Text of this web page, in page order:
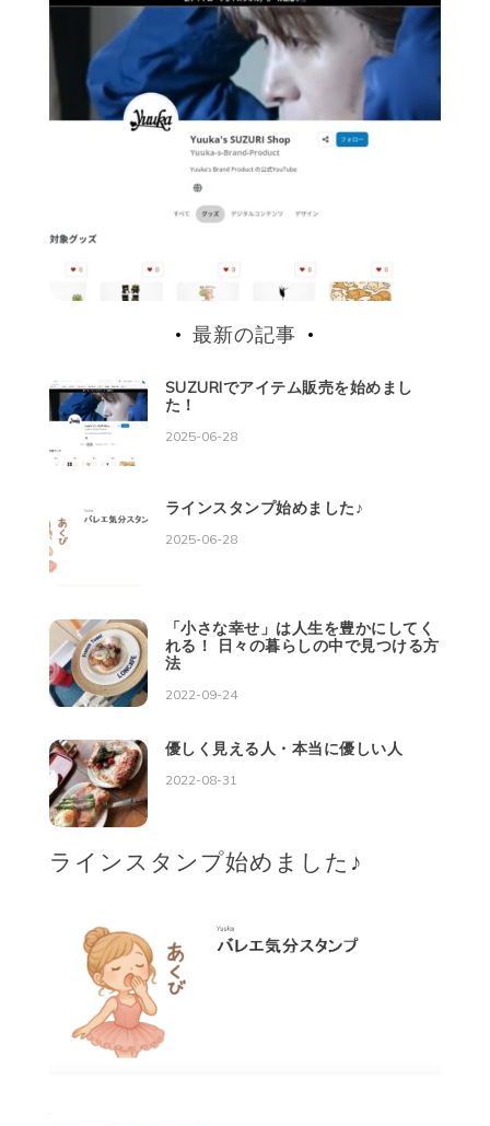
最新の記事
SUZURIでアイテム販売を始めまし
た！
2025-06-28
ラインスタンプ始めました♪
2025-06-28
「小さな幸せ」は人生を豊かにしてく
れる！ 日々の暮らしの中で見つける方
法
2022-09-24
優しく見える人・本当に優しい人
2022-08-31
ラインスタンプ始めました♪